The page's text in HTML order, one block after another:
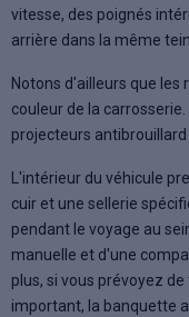
vitesse, des poignés
arrière dans la même
Notons d'ailleurs que
couleur de la
projecteurs
L'intérieur du véhicule
cuir et une sellerie
pendant le voyage au
manuelle et d'une
plus, si vous prévoyez
important, la banquette